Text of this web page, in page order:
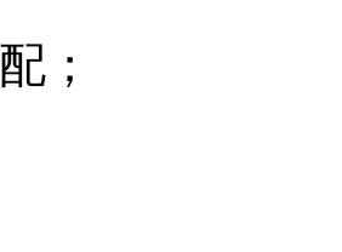
；